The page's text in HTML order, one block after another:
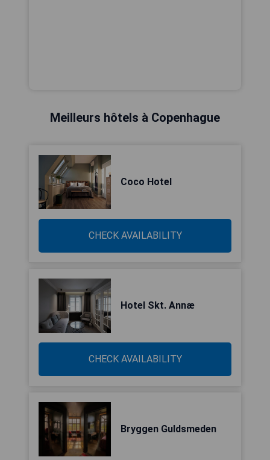
Meilleurs hôtels à Copenhague
Coco Hotel
CHECK AVAILABILITY
Hotel Skt. Annæ
CHECK AVAILABILITY
Bryggen Guldsmeden